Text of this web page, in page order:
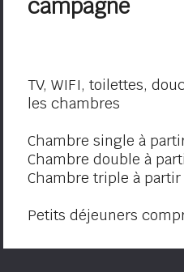
campagne
TV, WIFI, toilettes,
les chambres
Chambre single à
Chambre double à
Chambre triple à partir
Petits déjeuners